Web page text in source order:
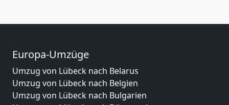
Europa-Umzüge
Umzug von Lübeck nach Belarus
Umzug von Lübeck nach Belgien
Umzug von Lübeck nach Bulgarien